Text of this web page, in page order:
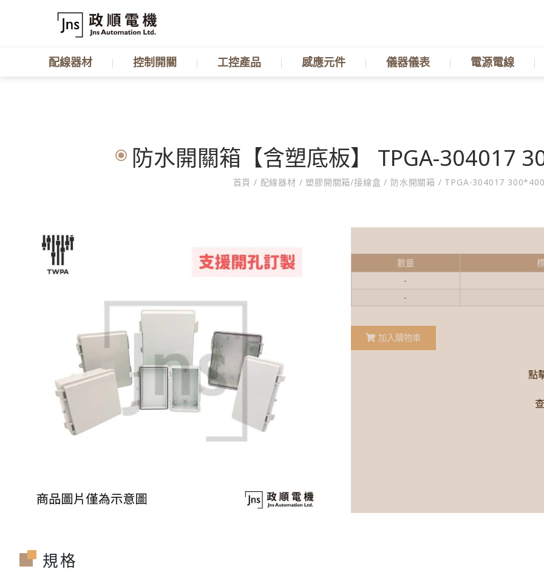
配線器材 控制開關 工控產品 感應元件 儀器儀表 電源電線
防水開關箱【含塑底板】 TPGA-304017
首頁/ 配線器材 / 塑膠開關箱/接線盒/ 防水開關箱 / TPGA-304017
點
數量
-
-
加入購物車
規格